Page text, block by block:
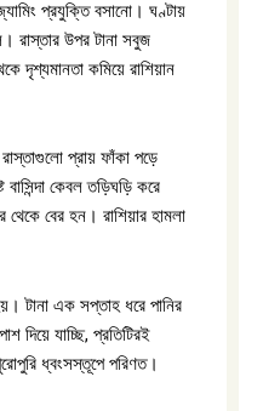
প্রযুক্তি বসানো। ঘণ্টায়
রাস্তার উপর টানা সবুজ
দৃশ্যমানতা কমিয়ে রাশিয়ান
প্রায় ফাঁকা পড়ে
কেবল তড়িঘড়ি করে
বের হন। রাশিয়ার হামলা
টানা এক সপ্তাহ ধরে পানির
দিয়ে যাচ্ছি, প্রতিটিরই
ধ্বংসস্তূপে পরিণত।